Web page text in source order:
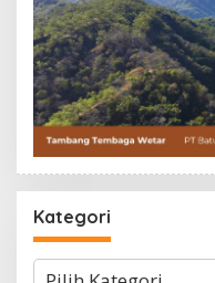
Kategori
Kategori